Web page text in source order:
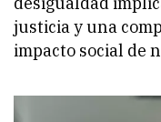
justicia y una
impacto social de